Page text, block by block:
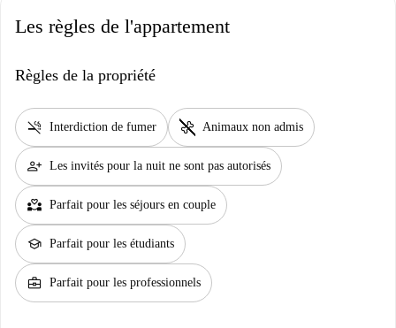
Les règles de l'appartement
Règles de la propriété
smoke_free Interdiction de fumer pet_supplies Animaux non admis
person_add Les invités pour la nuit ne sont pas autorisés
partner_heart Parfait pour les séjours en couple
school Parfait pour les étudiants
business_center Parfait pour les professionnels